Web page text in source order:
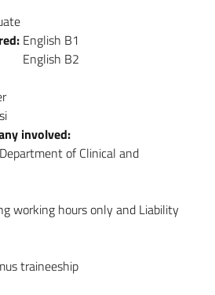
English B1
English B2
si
involved:
of Clinical and
working hours only and Liability
traineeship